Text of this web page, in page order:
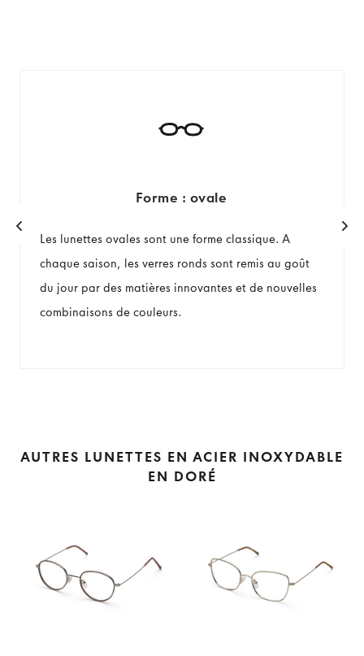
Forme : ovale
Les lunettes ovales sont une forme classique. A
chaque saison, les verres ronds sont remis au goût
du jour par des matières innovantes et de nouvelles
combinaisons de couleurs.
AUTRES LUNETTES EN ACIER INOXYDABLE
EN DORÉ